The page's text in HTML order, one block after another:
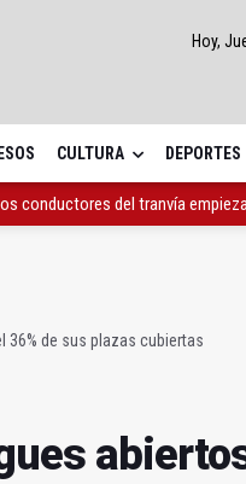
Hoy,
CULTURA DEPORTES
conductores del tranvía
36% de sus plazas cubiertas